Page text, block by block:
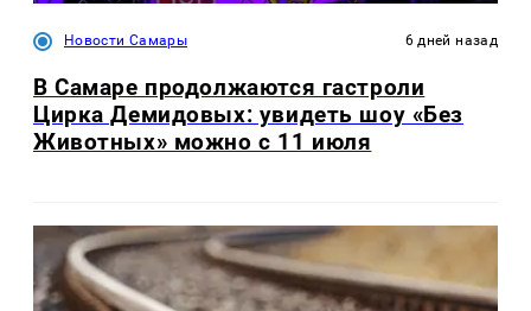
Новости Самары 6 дней назад
В Самаре продолжаются гастроли
Цирка Демидовых: увидеть шоу «Без
Животных» можно с 11 июля